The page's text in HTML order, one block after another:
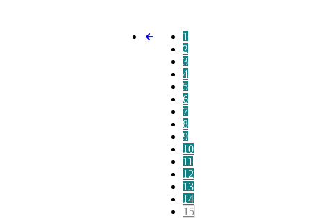
1
2
3
4
5
6
7
8
9
10
11
12
13
14
15